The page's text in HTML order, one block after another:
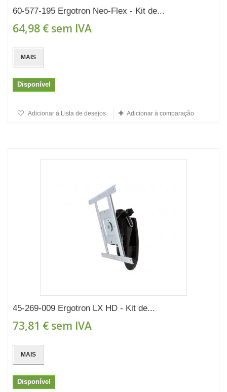
60-577-195 Ergotron Neo-Flex - Kit de...
64,98 € sem IVA
MAIS
Disponível
Adicionar à Lista de desejos Adicionar à comparação
45-269-009 Ergotron LX HD - Kit de...
73,81 € sem IVA
MAIS
Disponível